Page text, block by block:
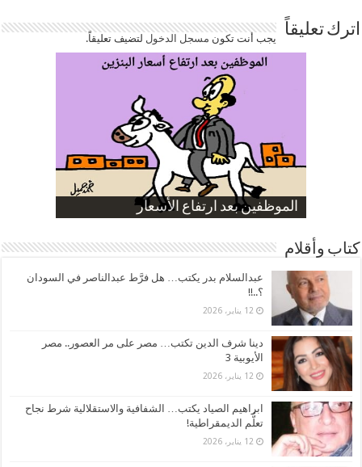
اترك تعليقاً يجب أنت تكون مسجل الدخوللتضيف تعليقاً.
الناموس و أنواع الحشرات
الموظفين بعد ارتفاع الأسعار
ارتفاع نسبة الطلاق في مصر
صورة كاركاتيرية
صورة كاركاتيرية
كتاب وأقلام
عبدالسلام بدر يكتب… هل فرَّط عبدالناصر في السودان
؟..!!
12 يناير، 2026
دينا شرف الدين تكتب… مصر على مر العصور.. مصر
الأيوبية 3
12 يناير، 2026
ابراهيم الصياد يكتب… الشفافية والاستقلالية شرط نجاح
تعلُّم الديمقراطية!
12 يناير، 2026